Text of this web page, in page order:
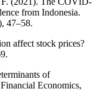
from Indonesia.
47–58.
affect stock prices?
of
Economics,